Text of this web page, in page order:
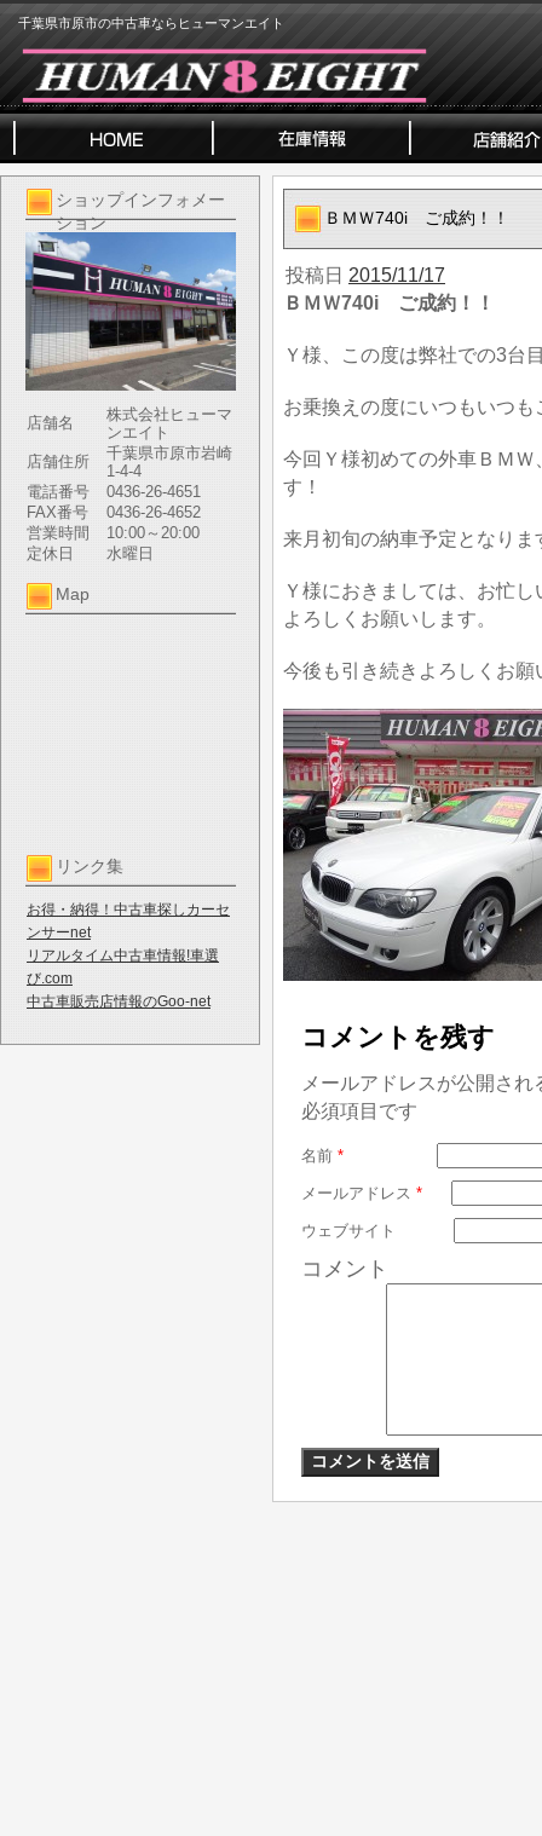
千葉県市原市の中古車ならヒューマンエイト
ショップインフォメー
ション
店舗名
株式会社ヒューマ
ンエイト
店舗住所
千葉県市原市岩崎
1-4-4
電話番号
0436-26-4651
FAX番号
0436-26-4652
営業時間
10:00～20:00
定休日
水曜日
Map
リンク集
お得・納得！中古車探しカーセ
ンサーnet
リアルタイム中古車情報!車選
び.com
中古車販売店情報のGoo-net
ＢＭＷ740i ご成約！！
投稿日 2015/11/17
ＢＭＷ740i ご成約！！
Ｙ様、この度は弊社での3台
お乗換えの度にいつもいつ
今回Ｙ様初めての外車ＢＭ
す！
来月初旬の納車予定となりま
Ｙ様におきましては、お忙
よろしくお願いします。
今後も引き続きよろしくお願
コメントを残す
メールアドレスが公開さ
必須項目です
名前 *
メールアドレス *
ウェブサイト
コメント